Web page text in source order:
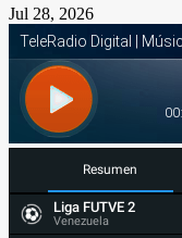
Jul 28, 2026
Resumen
Liga FUTVE 2
Venezuela